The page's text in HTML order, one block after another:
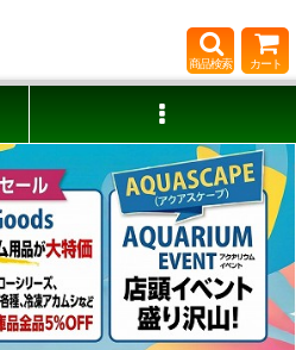
商品検索 カート